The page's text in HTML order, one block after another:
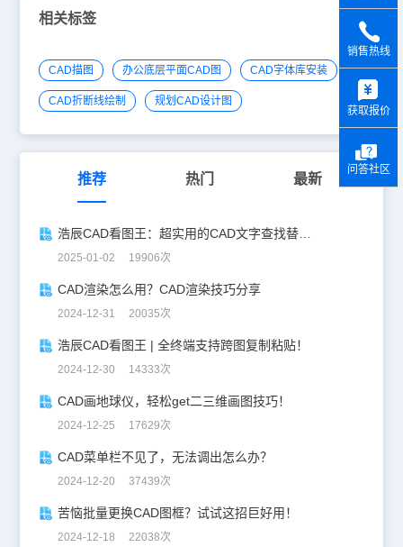
相关标签
CAD描图 办公底层平面CAD图 CAD字体库安装
CAD折断线绘制 规划CAD设计图
推荐 热门 最新
浩辰CAD看图王：超实用的CAD文字查找替换技巧分享！
2025-01-02 19906次
CAD渲染怎么用？CAD渲染技巧分享
2024-12-31 20035次
浩辰CAD看图王 | 全终端支持跨图复制粘贴！
2024-12-30 14333次
CAD画地球仪，轻松get二三维画图技巧！
2024-12-25 17629次
CAD菜单栏不见了，无法调出怎么办？
2024-12-20 37439次
苦恼批量更换CAD图框？试试这招巨好用！
2024-12-18 22038次
销售热线
获取报价
问答社区